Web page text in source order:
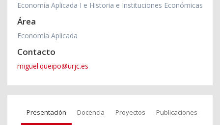
Economía Aplicada I e Historia e Instituciones Económicas
Área
Economía Aplicada
Contacto
miguel.queipo@urjc.es
Presentación Docencia Proyectos Publicaciones